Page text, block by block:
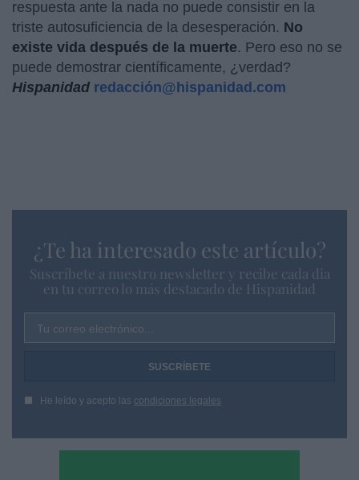
respuesta ante la nada no puede consistir en la
triste autosuficiencia de la desesperación. No
existe vida después de la muerte. Pero eso no se
puede demostrar científicamente, ¿verdad?
Hispanidad redacción@hispanidad.com
¿Te ha interesado este artículo?
Suscríbete a nuestro newsletter y recibe cada dia
en tu correo lo más destacado de Hispanidad
Tu correo electrónico...
He leído y acepto las condiciones legales